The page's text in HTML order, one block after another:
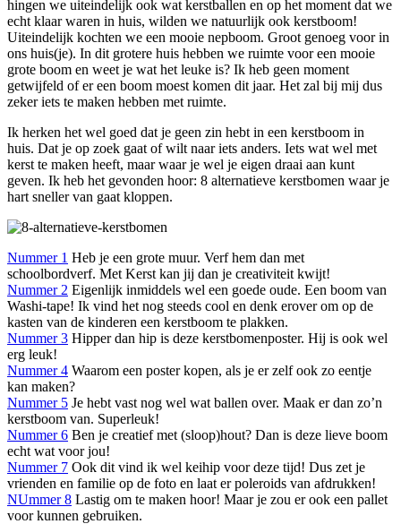
hingen we uiteindelijk ook wat kerstballen en op het moment dat we
echt klaar waren in huis, wilden we natuurlijk ook kerstboom!
Uiteindelijk kochten we een mooie nepboom. Groot genoeg voor in
ons huis(je). In dit grotere huis hebben we ruimte voor een mooie
grote boom en weet je wat het leuke is? Ik heb geen moment
getwijfeld of er een boom moest komen dit jaar. Het zal bij mij dus
zeker iets te maken hebben met ruimte.
Ik herken het wel goed dat je geen zin hebt in een kerstboom in
huis. Dat je op zoek gaat of wilt naar iets anders. Iets wat wel met
kerst te maken heeft, maar waar je wel je eigen draai aan kunt
geven. Ik heb het gevonden hoor: 8 alternatieve kerstbomen waar je
hart sneller van gaat kloppen.
Nummer 1 Heb je een grote muur. Verf hem dan met
schoolbordverf. Met Kerst kan jij dan je creativiteit kwijt!
Nummer 2 Eigenlijk inmiddels wel een goede oude. Een boom van
Washi-tape! Ik vind het nog steeds cool en denk erover om op de
kasten van de kinderen een kerstboom te plakken.
Nummer 3 Hipper dan hip is deze kerstbomenposter. Hij is ook wel
erg leuk!
Nummer 4 Waarom een poster kopen, als je er zelf ook zo eentje
kan maken?
Nummer 5 Je hebt vast nog wel wat ballen over. Maak er dan zo’n
kerstboom van. Superleuk!
Nummer 6 Ben je creatief met (sloop)hout? Dan is deze lieve boom
echt wat voor jou!
Nummer 7 Ook dit vind ik wel keihip voor deze tijd! Dus zet je
vrienden en familie op de foto en laat er poleroids van afdrukken!
NUmmer 8 Lastig om te maken hoor! Maar je zou er ook een pallet
voor kunnen gebruiken.